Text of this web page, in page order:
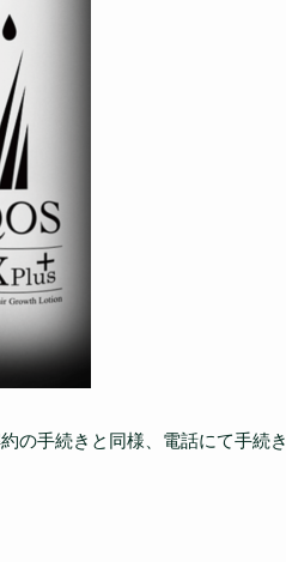
の手続きと同様、電話にて手続き